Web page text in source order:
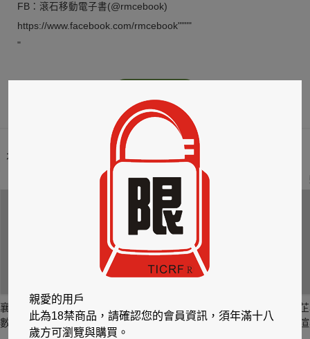
FB：滾石移動電子書(@rmcebook)
https://www.facebook.com/rmcebook""""
"
本類暢銷榜
襄水II-林襄MIZUKI
數位寫真集
Super Lisa 林莎 珍
愛收藏版數位寫真
4
心懸子玄 陳子玄數
位寫真
親愛的用戶
此為18禁商品，請確認您的會員資訊，須年滿十八
歲方可瀏覽與購買。